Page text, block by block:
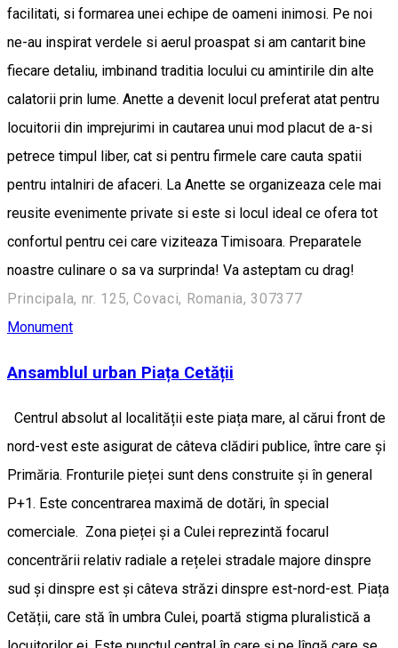
facilitati, si formarea unei echipe de oameni inimosi. Pe noi
ne-au inspirat verdele si aerul proaspat si am cantarit bine
fiecare detaliu, imbinand traditia locului cu amintirile din alte
calatorii prin lume. Anette a devenit locul preferat atat pentru
locuitorii din imprejurimi in cautarea unui mod placut de a-si
petrece timpul liber, cat si pentru firmele care cauta spatii
pentru intalniri de afaceri. La Anette se organizeaza cele mai
reusite evenimente private si este si locul ideal ce ofera tot
confortul pentru cei care viziteaza Timisoara. Preparatele
noastre culinare o sa va surprinda! Va asteptam cu drag!
Principala, nr. 125, Covaci, Romania, 307377
Monument
Ansamblul urban Piața Cetății
Centrul absolut al localității este piața mare, al cărui front de
nord-vest este asigurat de câteva clădiri publice, între care și
Primăria. Fronturile pieței sunt dens construite și în general
P+1. Este concentrarea maximă de dotări, în special
comerciale. Zona pieței și a Culei reprezintă focarul
concentrării relativ radiale a rețelei stradale majore dinspre
sud și dinspre est și câteva străzi dinspre est-nord-est. Piața
Cetății, care stă în umbra Culei, poartă stigma pluralistică a